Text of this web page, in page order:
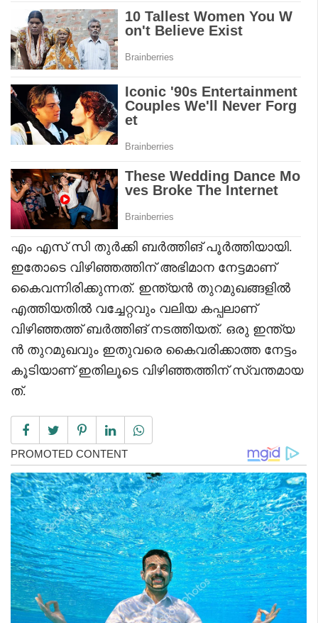
എം എസ് സി തുർക്കി ബർത്തിങ് പൂർത്തിയായി.
ഇതോടെ വിഴിഞ്ഞത്തിന് അഭിമാന നേട്ടമാണ്
കൈവന്നിരിക്കുന്നത്. ഇന്ത്യൻ തുറമുഖങ്ങളിൽ
എത്തിയതിൽ വച്ചേറ്റവും വലിയ കപ്പലാണ്
വിഴിഞ്ഞത്ത് ബർത്തിങ് നടത്തിയത്. ഒരു ഇന്ത്യ
ൻ തുറമുഖവും ഇതുവരെ കൈവരിക്കാത്ത നേട്ടം
കൂടിയാണ് ഇതിലൂടെ വിഴിഞ്ഞത്തിന് സ്വന്തമായ
ത്.